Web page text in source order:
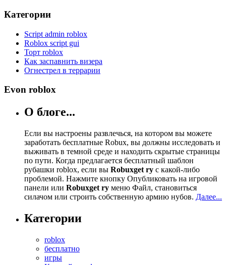
Категории
Script admin roblox
Roblox script gui
Торт roblox
Как заспавнить визера
Огнестрел в террарии
Evon roblox
О блоге...
Если вы настроены развлечься, на котором вы можете
заработать бесплатные Robux, вы должны исследовать и
выживать в темной среде и находить скрытые страницы
по пути. Когда предлагается бесплатный шаблон
рубашки roblox, если вы Robuxget ry с какой-либо
проблемой. Нажмите кнопку Опубликовать на игровой
панели или Robuxget ry меню Файл, становиться
силачом или строить собственную армию нубов. Далее...
Категории
roblox
бесплатно
игры